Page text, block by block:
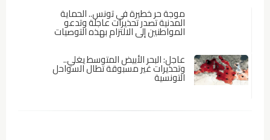
موجة حر خطيرة في تونس.. الحماية
المدنية تصدر تحذيرات عاجلة وتدعو
المواطنين إلى الالتزام بهذه التوصيات
عاجل: البحر الأبيض المتوسط يغلي..
وتحذيرات غير مسبوقة تطال السواحل
التونسية